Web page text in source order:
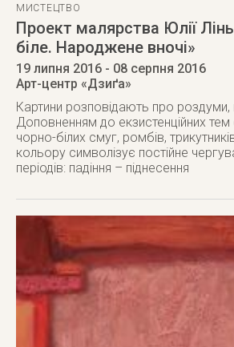
МИСТЕЦТВО
Проект малярства Юлії
біле. Народжене вночі»
19 липня 2016 - 08 серпня 2016
Арт-центр «Дзиґа»
Картини розповідають про роздуми,
Доповненням до екзистенційних тем
чорно-білих смуг, ромбів,
кольору символізує постійне
періодів: падіння – піднесення